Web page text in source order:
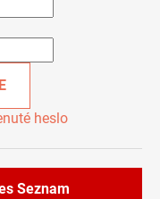
heslo
Seznam